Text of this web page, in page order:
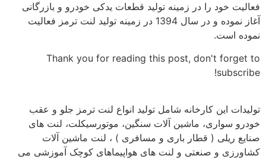
فعالیت خود را در زمینه تولید قطعات یدکی خودرو و بازرگانی
آغاز نموده و در سال 1394 در زمینه تولید لنت ترمز فعالیت
نموده است.
Thank you for reading this post, don't forget to
subscribe!
تولیدات این کارخانه شامل تولید انواع لنت ترمز جلو و عقب
خودرو سواری، ماشین آلات سنگین، موتورسیکلت، لنت های
صنایع ریلی ( قطار باری و مسافری ) ، لنت ماشین آلات
کشاورزی و صنعتی و لنت های هواپیماهای کوچک آموزشی می